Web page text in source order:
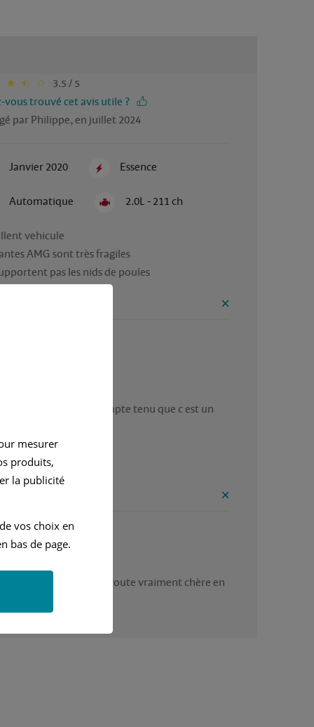
3.5 / 5
vous trouvé cet avis utile ?
par Philippe, en juillet 2024
Janvier 2020 Essence
Automatique 2.0L - 211 ch
vehicule
AMG sont très fragiles
Ne supportent pas les nids de poules
exceptionnel compte tenu que c est un
de route
une voiture plaisir qui coute vraiment chère en
mesurer
produits,
la publicité
vos choix en
bas de page.